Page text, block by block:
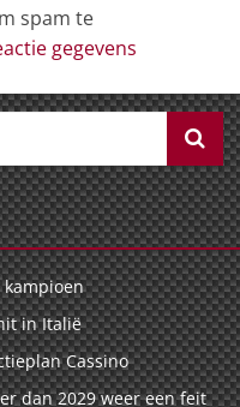
spam te
gegevens
kampioen
in Italië
Cassino
dan 2029 weer een feit